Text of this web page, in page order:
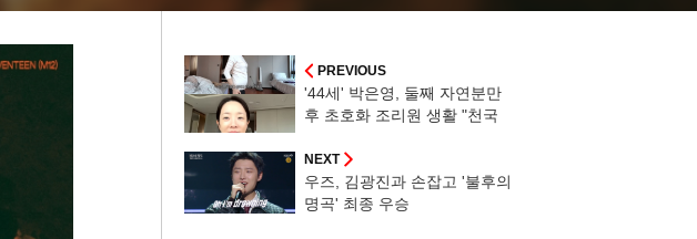
PREVIOUS
'44세' 박은영, 둘째 자연분만
후 초호화 조리원 생활 "천국
NEXT
우즈, 김광진과 손잡고 '불후의
명곡' 최종 우승